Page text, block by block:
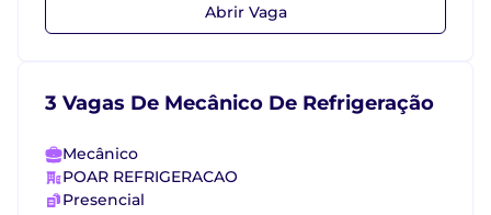
Abrir Vaga
3 Vagas De Mecânico De Refrigeração
Mecânico
POAR REFRIGERACAO
Presencial